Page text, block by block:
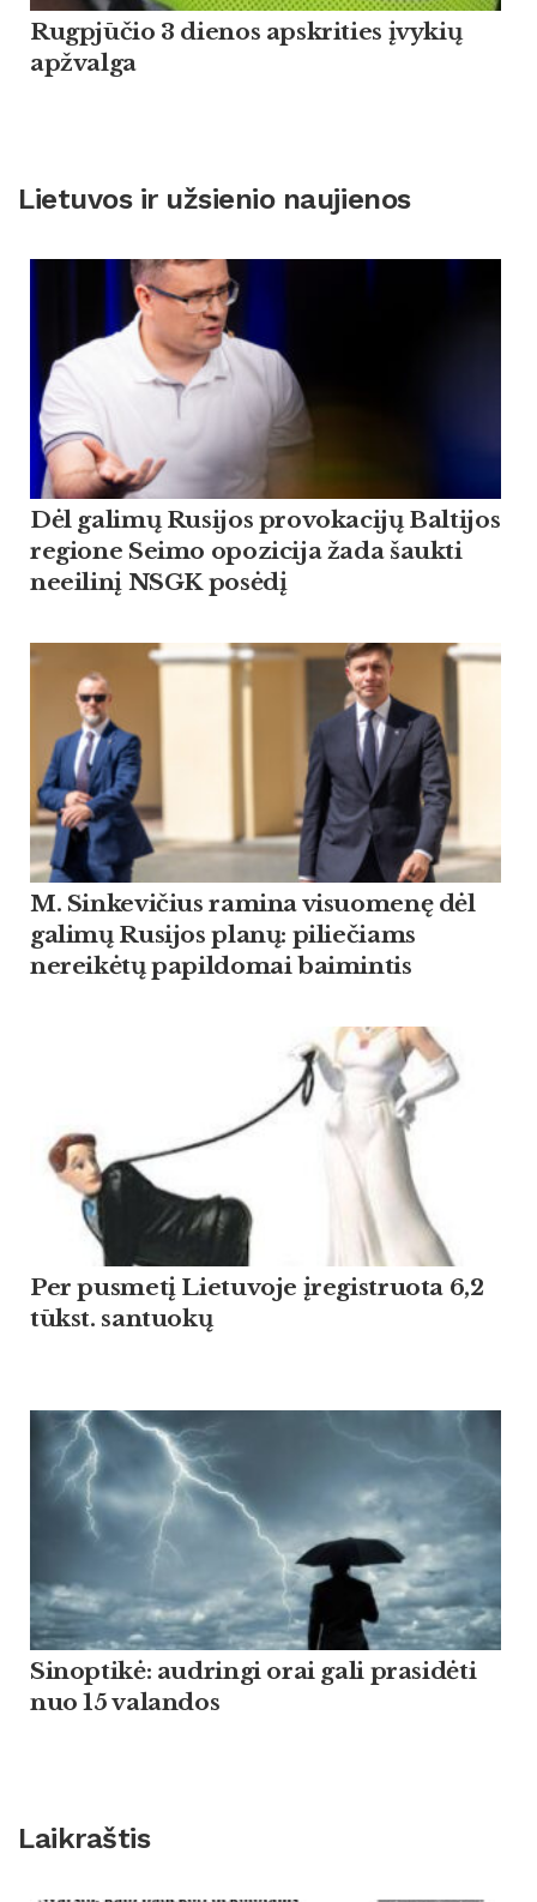
Rugpjūčio 3 dienos apskrities įvykių
apžvalga
Lietuvos ir užsienio naujienos
Dėl galimų Rusijos provokacijų Baltijos
regione Seimo opozicija žada šaukti
neeilinį NSGK posėdį
M. Sinkevičius ramina visuomenę dėl
galimų Rusijos planų: piliečiams
nereikėtų papildomai baimintis
Per pusmetį Lietuvoje įregistruota 6,2
tūkst. santuokų
Sinoptikė: audringi orai gali prasidėti
nuo 15 valandos
Laikraštis